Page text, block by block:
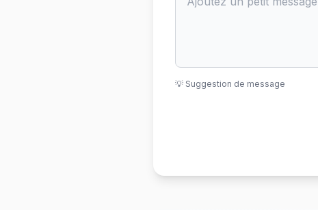
💡 Suggestion de message